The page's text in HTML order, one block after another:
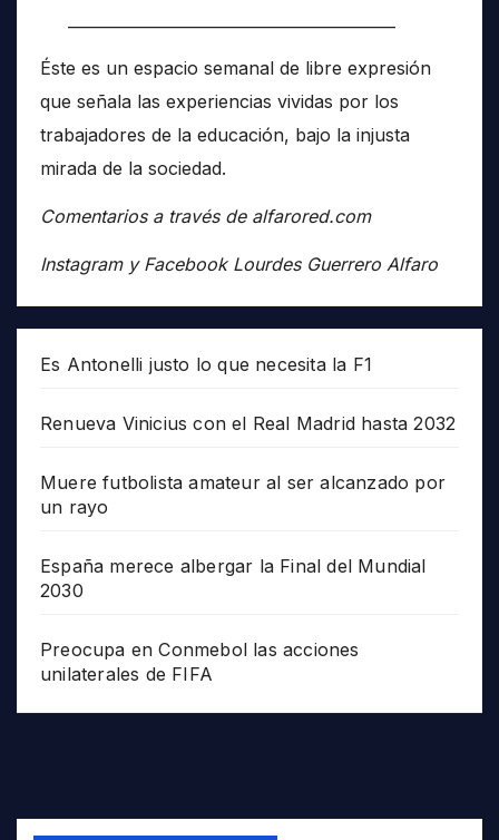
Éste es un espacio semanal de libre expresión
que señala las experiencias vividas por los
trabajadores de la educación, bajo la injusta
mirada de la sociedad.
Comentarios a través de alfarored.com
Instagram y Facebook Lourdes Guerrero Alfaro
Es Antonelli justo lo que necesita la F1
Renueva Vinicius con el Real Madrid hasta 2032
Muere futbolista amateur al ser alcanzado por
un rayo
España merece albergar la Final del Mundial
2030
Preocupa en Conmebol las acciones
unilaterales de FIFA